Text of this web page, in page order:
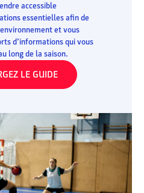
accessible
essentielles afin de
et vous
d’informations qui vous
long de la saison.
LE GUIDE